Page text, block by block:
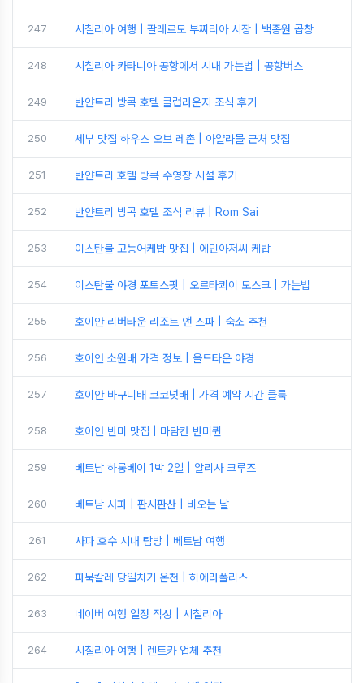
247 시칠리아 여행 | 팔레르모 부찌리아 시장 | 백종원 곱창
248 시칠리아 카타니아 공항에서 시내 가는법 | 공항버스
249 반얀트리 방콕 호텔 클럽라운지 조식 후기
250 세부 맛집 하우스 오브 레촌 | 아얄라몰 근처 맛집
251 반얀트리 호텔 방콕 수영장 시설 후기
252 반얀트리 방콕 호텔 조식 리뷰 | Rom Sai
253 이스탄불 고등어케밥 맛집 | 에민아저씨 케밥
254 이스탄불 야경 포토스팟 | 오르타쾨이 모스크 | 가는법
255 호이안 리버타운 리조트 앤 스파 | 숙소 추천
256 호이안 소원배 가격 정보 | 올드타운 야경
257 호이안 바구니배 코코넛배 | 가격 예약 시간 클룩
258 호이안 반미 맛집 | 마담칸 반미퀸
259 베트남 하롱베이 1박 2일 | 알리사 크루즈
260 베트남 사파 | 판시판산 | 비오는 날
261 사파 호수 시내 탐방 | 베트남 여행
262 파묵칼레 당일치기 온천 | 히에라폴리스
263 네이버 여행 일정 작성 | 시칠리아
264 시칠리아 여행 | 렌트카 업체 추천